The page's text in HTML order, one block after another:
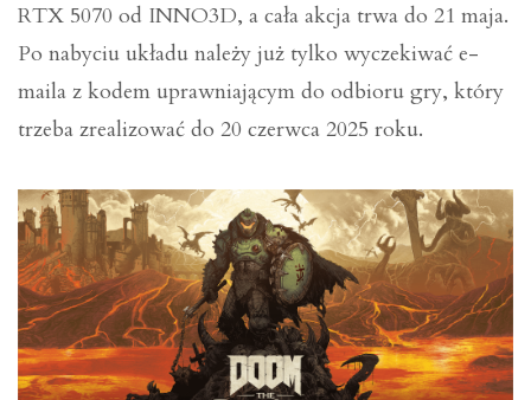
RTX 5070 od INNO3D, a cała akcja trwa do 21 maja.
Po nabyciu układu należy już tylko wyczekiwać e-
maila z kodem uprawniającym do odbioru gry, który
trzeba zrealizować do 20 czerwca 2025 roku.